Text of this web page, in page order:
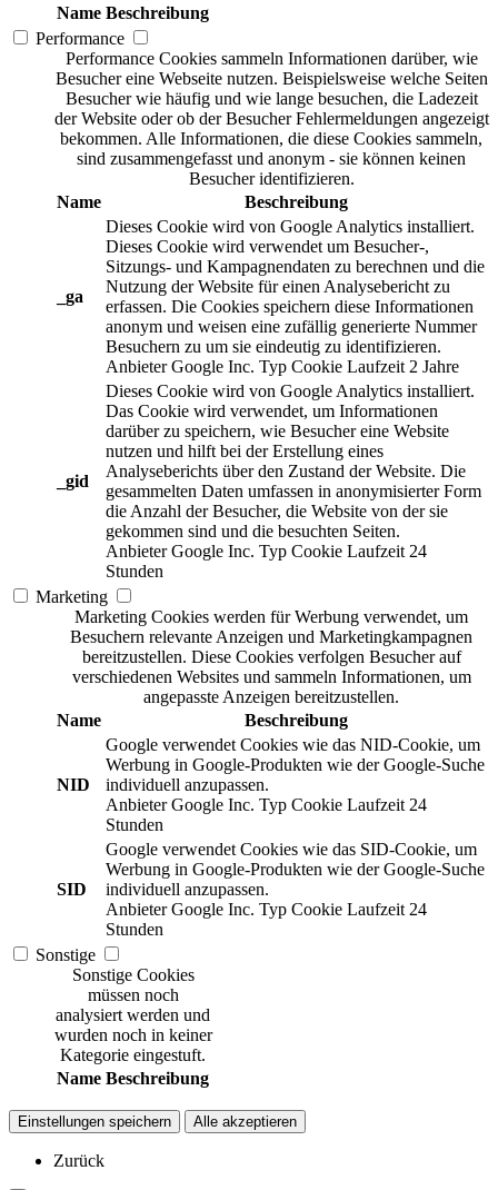
Name Beschreibung
Performance
Performance Cookies sammeln Informationen darüber, wie
Besucher eine Webseite nutzen. Beispielsweise welche Seiten
Besucher wie häufig und wie lange besuchen, die Ladezeit
der Website oder ob der Besucher Fehlermeldungen angezeigt
bekommen. Alle Informationen, die diese Cookies sammeln,
sind zusammengefasst und anonym - sie können keinen
Besucher identifizieren.
Name
Beschreibung
_ga
Dieses Cookie wird von Google Analytics installiert.
Dieses Cookie wird verwendet um Besucher-,
Sitzungs- und Kampagnendaten zu berechnen und die
Nutzung der Website für einen Analysebericht zu
erfassen. Die Cookies speichern diese Informationen
anonym und weisen eine zufällig generierte Nummer
Besuchern zu um sie eindeutig zu identifizieren.
Anbieter Google Inc. Typ Cookie Laufzeit 2 Jahre
_gid
Dieses Cookie wird von Google Analytics installiert.
Das Cookie wird verwendet, um Informationen
darüber zu speichern, wie Besucher eine Website
nutzen und hilft bei der Erstellung eines
Analyseberichts über den Zustand der Website. Die
gesammelten Daten umfassen in anonymisierter Form
die Anzahl der Besucher, die Website von der sie
gekommen sind und die besuchten Seiten.
Anbieter Google Inc. Typ Cookie Laufzeit 24
Stunden
Marketing
Marketing Cookies werden für Werbung verwendet, um
Besuchern relevante Anzeigen und Marketingkampagnen
bereitzustellen. Diese Cookies verfolgen Besucher auf
verschiedenen Websites und sammeln Informationen, um
angepasste Anzeigen bereitzustellen.
Name
Beschreibung
NID
Google verwendet Cookies wie das NID-Cookie, um
Werbung in Google-Produkten wie der Google-Suche
individuell anzupassen.
Anbieter Google Inc. Typ Cookie Laufzeit 24
Stunden
SID
Google verwendet Cookies wie das SID-Cookie, um
Werbung in Google-Produkten wie der Google-Suche
individuell anzupassen.
Anbieter Google Inc. Typ Cookie Laufzeit 24
Stunden
Sonstige
Sonstige Cookies
müssen noch
analysiert werden und
wurden noch in keiner
Kategorie eingestuft.
Name Beschreibung
Einstellungen speichern Alle akzeptieren
Zurück